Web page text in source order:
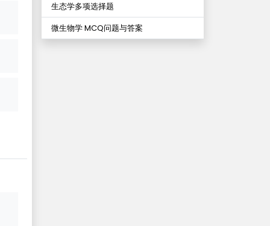
生态学多项选择题
微生物学 MCQ问题与答案